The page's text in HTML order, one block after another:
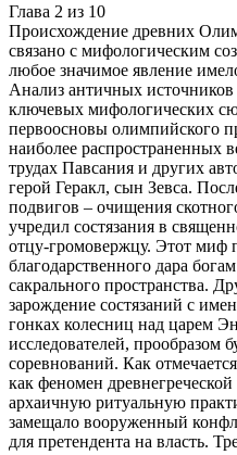
Глава 2 из 10
Происхождение древних
связано с мифологическим
любое значимое явление
Анализ античных источников
ключевых мифологических
первоосновы олимпийского
наиболее распространенных
трудах Павсания и других
герой Геракл, сын Зевса.
подвигов – очищения
учредил состязания в
отцу-громовержцу. Этот миф
благодарственного дара
сакрального пространства.
зарождение состязаний с
гонках колесниц над царем
исследователей, прообразом
соревнований. Как
как феномен
архаичную ритуальную
замещало вооруженный
для претендента на власть.